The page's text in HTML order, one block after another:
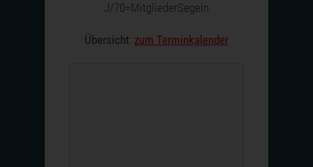
J/70=MitgliederSegeln
Übersicht: zum Terminkalender